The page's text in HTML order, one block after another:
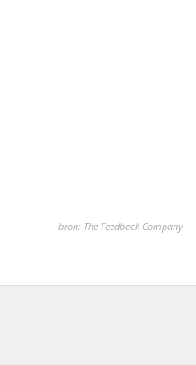
bron: The Feedback Company